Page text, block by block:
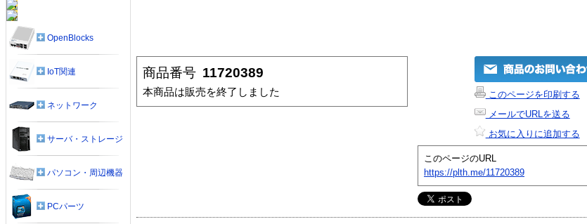
商品番号 11720389
本商品は販売を終了しました
このページを印刷する
メールでURLを送る
お気に入りに追加する
このページのURL
https://plth.me/11720389
OpenBlocks
IoT関連
ネットワーク
サーバ・ストレージ
パソコン・周辺機器
PCパーツ